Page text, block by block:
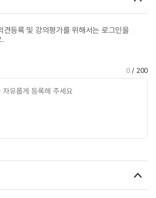
견등록 및 강의평가를 위해서는 로그인을
.
0/ 200